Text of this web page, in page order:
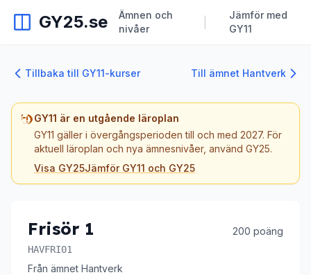
GY25.se
Ämnen och
nivåer
Jämför med
GY11
Tillbaka till GY11-kurser Till ämnet Hantverk
GY11 är en utgående läroplan
GY11 gäller i övergångsperioden till och med 2027. För
aktuell läroplan och nya ämnesnivåer, använd GY25.
Visa GY25Jämför GY11 och GY25
Frisör 1 200 poäng
HAVFRI01
Från ämnet Hantverk